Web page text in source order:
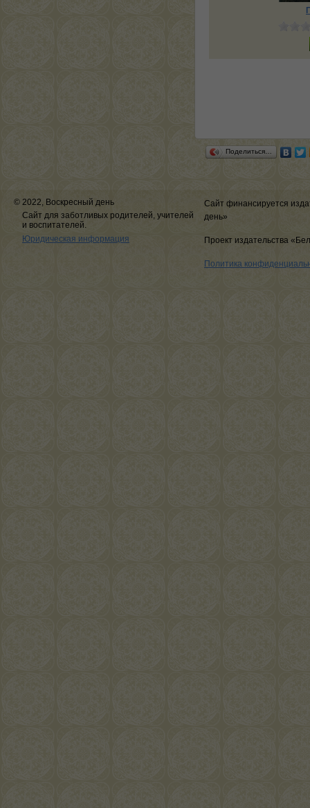
Поделиться…
© 2022, Воскресный день
Сайт для заботливых родителей, учителей
и воспитателей.
Юридическая информация
Сайт финансируется
день»
Проект издательства
Политика